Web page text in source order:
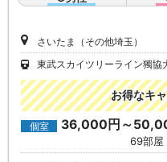
さいたま（その他埼玉）
東武スカイツリーライン獨協
お得なキ
個室 36,000円～
69部屋